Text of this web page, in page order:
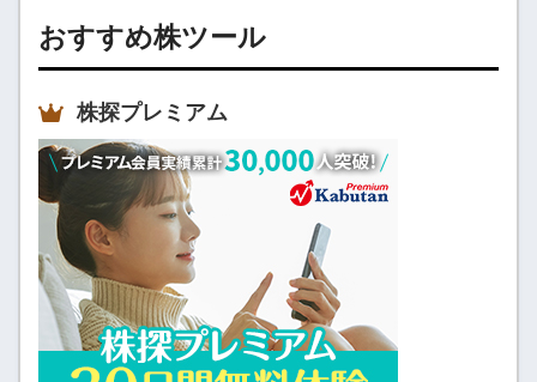
おすすめ株ツール
株探プレミアム